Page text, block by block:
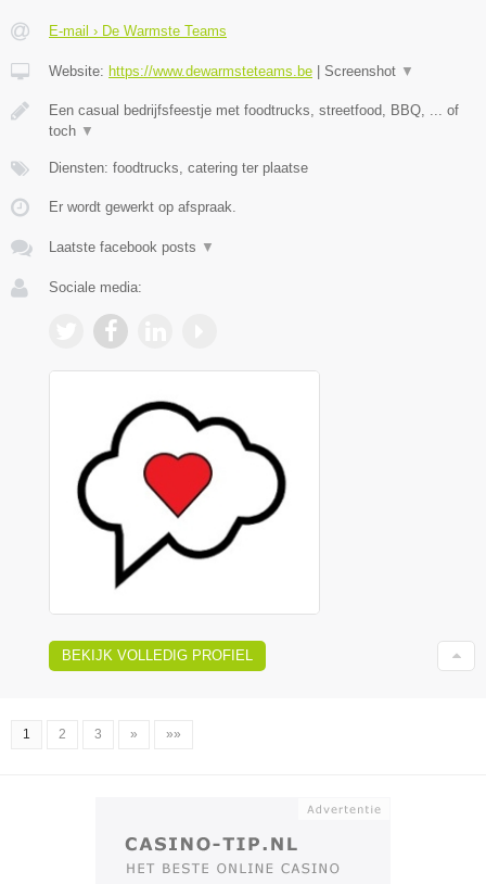
E-mail › De Warmste Teams
Website: https://www.dewarmsteteams.be Screenshot ▼
Een casual bedrijfsfeestje met foodtrucks, streetfood, BBQ, ... of
toch ▼
Diensten: foodtrucks, catering ter plaatse
Er wordt gewerkt op afspraak.
Laatste facebook posts ▼
Sociale media:
BEKIJK VOLLEDIG PROFIEL
1 2 3 » »»